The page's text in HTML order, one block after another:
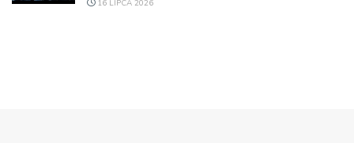
16 LIPCA 2026